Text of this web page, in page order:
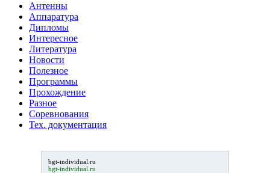
Антенны
Аппаратура
Дипломы
Интересное
Литература
Новости
Полезное
Программы
Прохождение
Разное
Соревнования
Тех. документация
bgt-individual.ru
bgt-individual.ru